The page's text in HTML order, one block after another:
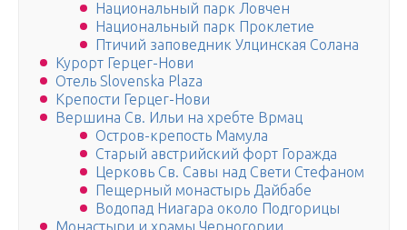
Национальный парк Ловчен
Национальный парк Проклетие
Птичий заповедник Улцинская Солана
Курорт Герцег-Нови
Отель Slovenska Plaza
Крепости Герцег-Нови
Вершина Св. Ильи на хребте Врмац
Остров-крепость Мамула
Старый австрийский форт Горажда
Церковь Св. Савы над Свети Стефаном
Пещерный монастырь Дайбабе
Водопад Ниагара около Подгорицы
Монастыри и храмы Черногории